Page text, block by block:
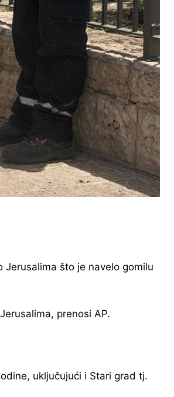
što je navelo gomilu
prenosi AP.
uključujući i Stari grad tj.